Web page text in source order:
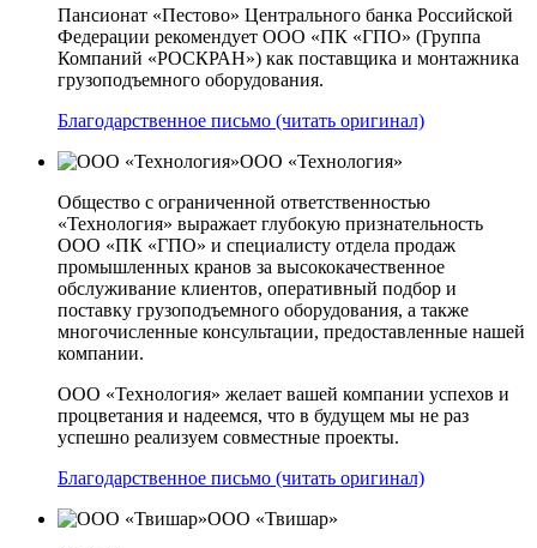
Пансионат «Пестово» Центрального банка Российской
Федерации рекомендует ООО «ПК «ГПО» (Группа
Компаний «РОСКРАН») как поставщика и монтажника
грузоподъемного оборудования.
Благодарственное письмо (читать оригинал)
ООО «Технология»
Общество с ограниченной ответственностью
«Технология» выражает глубокую признательность
ООО «ПК «ГПО» и специалисту отдела продаж
промышленных кранов за высококачественное
обслуживание клиентов, оперативный подбор и
поставку грузоподъемного оборудования, а также
многочисленные консультации, предоставленные нашей
компании.
ООО «Технология» желает вашей компании успехов и
процветания и надеемся, что в будущем мы не раз
успешно реализуем совместные проекты.
Благодарственное письмо (читать оригинал)
ООО «Твишар»